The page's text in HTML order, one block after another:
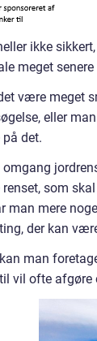
ikke sikkert,
meget
være meget
eller
det.
omgang
som
man mere
der kan
man
vil ofte afgøre